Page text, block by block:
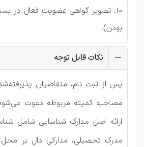
10. تصویر گواهی عضویت فعال در
بودن).
نکات قابل توجه
پس از ثبت نام، متقاضیان
مصاحبه کمیته مربوطه دعوت
ارائه اصل مدارک شناسایی شامل
مدرک تحصیلی، مدارکی دال بر